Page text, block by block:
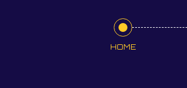
HOME